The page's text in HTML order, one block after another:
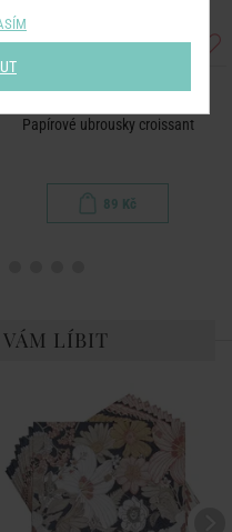
Papírové ubrousky croissant
89 Kč
VÁM LÍBIT